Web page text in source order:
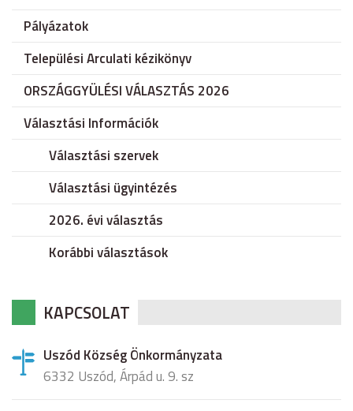
Pályázatok
Települési Arculati kézikönyv
ORSZÁGGYÜLÉSI VÁLASZTÁS 2026
Választási Információk
Választási szervek
Választási ügyintézés
2026. évi választás
Korábbi választások
KAPCSOLAT
Uszód Község Önkormányzata
6332 Uszód, Árpád u. 9. sz